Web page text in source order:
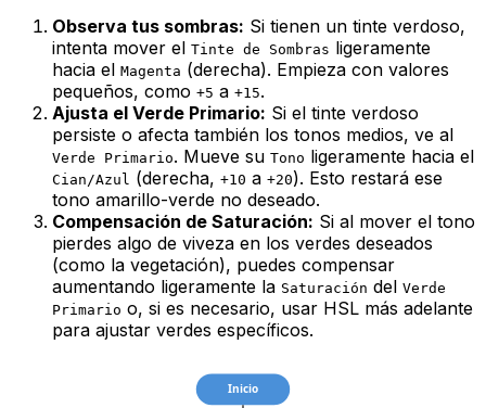
Observa tus sombras: Si tienen un tinte verdoso,
intenta mover el Tinte de Sombras ligeramente
hacia el Magenta (derecha). Empieza con valores
pequeños, como +5 a +15.
Ajusta el Verde Primario: Si el tinte verdoso
persiste o afecta también los tonos medios, ve al
Verde Primario. Mueve su Tono ligeramente hacia el
Cian/Azul (derecha, +10 a +20). Esto restará ese
tono amarillo-verde no deseado.
Compensación de Saturación: Si al mover el tono
pierdes algo de viveza en los verdes deseados
(como la vegetación), puedes compensar
aumentando ligeramente la Saturación del Verde
Primario o, si es necesario, usar HSL más adelante
para ajustar verdes específicos.
Inicio